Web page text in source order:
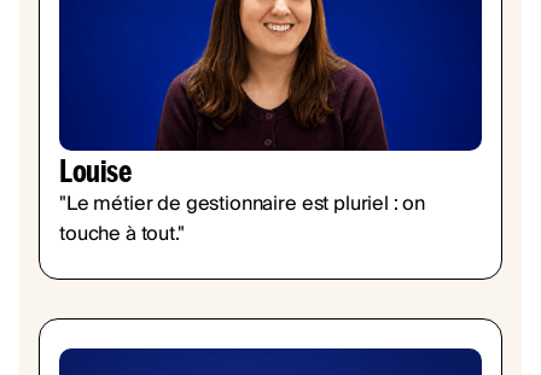
Louise
"Le métier de gestionnaire est pluriel : on
touche à tout."